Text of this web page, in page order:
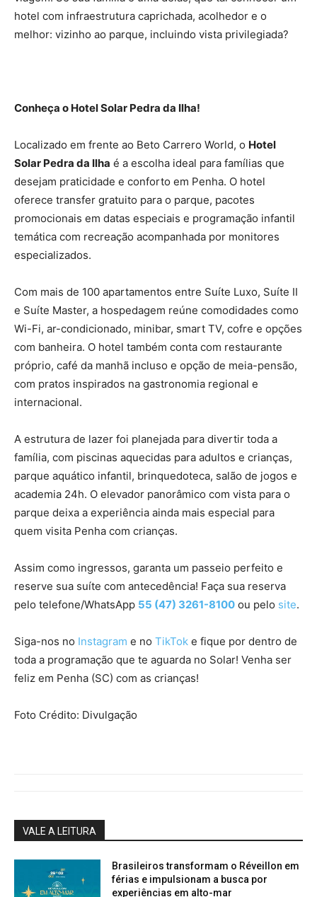
hotel com infraestrutura caprichada, acolhedor e o
melhor: vizinho ao parque, incluindo vista privilegiada?
Conheça o Hotel Solar Pedra da Ilha!
Localizado em frente ao Beto Carrero World, o Hotel
Solar Pedra da Ilha é a escolha ideal para famílias que
desejam praticidade e conforto em Penha. O hotel
oferece transfer gratuito para o parque, pacotes
promocionais em datas especiais e programação infantil
temática com recreação acompanhada por monitores
especializados.
Com mais de 100 apartamentos entre Suíte Luxo, Suíte II
e Suíte Master, a hospedagem reúne comodidades como
Wi-Fi, ar-condicionado, minibar, smart TV, cofre e opções
com banheira. O hotel também conta com restaurante
próprio, café da manhã incluso e opção de meia-pensão,
com pratos inspirados na gastronomia regional e
internacional.
A estrutura de lazer foi planejada para divertir toda a
família, com piscinas aquecidas para adultos e crianças,
parque aquático infantil, brinquedoteca, salão de jogos e
academia 24h. O elevador panorâmico com vista para o
parque deixa a experiência ainda mais especial para
quem visita Penha com crianças.
Assim como ingressos, garanta um passeio perfeito e
reserve sua suíte com antecedência! Faça sua reserva
pelo telefone/WhatsApp 55 (47) 3261-8100 ou pelo site.
Siga-nos no Instagram e no TikTok e fique por dentro de
toda a programação que te aguarda no Solar! Venha ser
feliz em Penha (SC) com as crianças!
Foto Crédito: Divulgação
VALE A LEITURA
Brasileiros transformam o Réveillon em
férias e impulsionam a busca por
experiências em alto-mar